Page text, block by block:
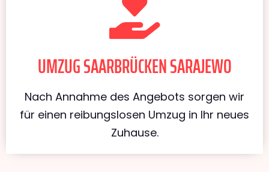
UMZUG SAARBRÜCKEN SARAJEWO
Nach Annahme des Angebots sorgen wir
für einen reibungslosen Umzug in Ihr neues
Zuhause.